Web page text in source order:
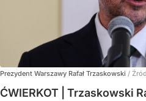
Prezydent Warszawy Rafał Trzaskowski /
ĆWIERKOT | Trzaskowski